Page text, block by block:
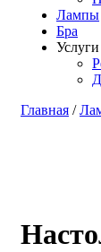
Лампы
Бра
Услуги
Главная /